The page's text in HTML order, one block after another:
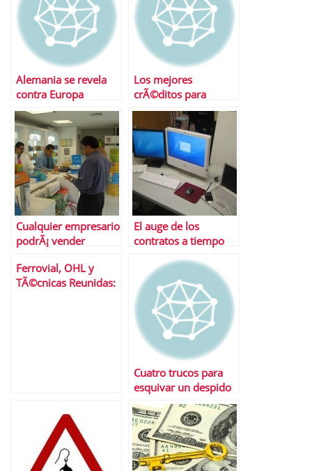
Alemania se revela
contra Europa
Los mejores
crÃ©ditos para
emprendedores
Cualquier empresario
podrÃ¡ vender
segÃºn la Ley de
Servicios
El auge de los
contratos a tiempo
Ferrovial, OHL y
TÃ©cnicas Reunidas:
Cuatro trucos para
esquivar un despido
inminente